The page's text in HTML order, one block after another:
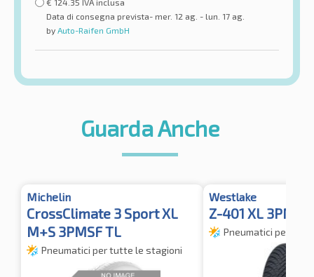
€ 124.35 IVA inclusa
Data di consegna prevista- mer. 12 ag. - lun. 17 ag.
by Auto-Raifen GmbH
Guarda Anche
Michelin
CrossClimate 3 Sport XL
M+S 3PMSF TL
Pneumatici per tutte le stagioni
Westlake
Z-401 XL
Pneumatici per